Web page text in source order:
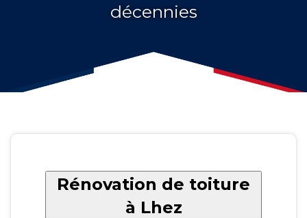
décennies
Rénovation de toiture
à Lhez